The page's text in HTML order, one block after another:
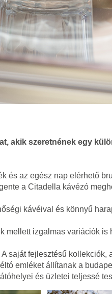
akik szeretnének egy
és az egész nap elérhető
a Citadella kávézó
kávéival és könnyű
mellett izgalmas variációk
saját fejlesztésű kollekciók,
emléket állítanak a
és üzletei teljessé